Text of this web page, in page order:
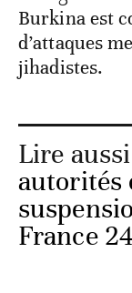
Burkina est
d’attaques
jihadistes.
Lire
autorités
France 24